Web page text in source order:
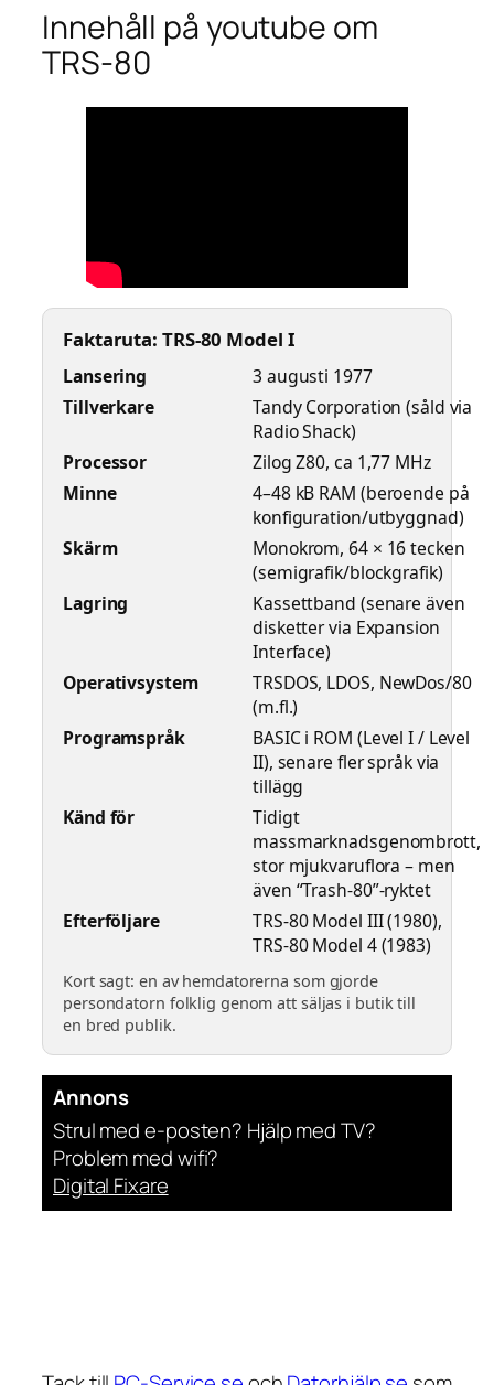
Innehåll på youtube om
TRS-80
Faktaruta: TRS-80 Model I
Lansering
3 augusti 1977
Tillverkare
Tandy Corporation (såld via
Radio Shack)
Processor
Zilog Z80, ca 1,77 MHz
Minne
4–48 kB RAM (beroende på
konfiguration/utbyggnad)
Skärm
Monokrom, 64 × 16 tecken
(semigrafik/blockgrafik)
Lagring
Kassettband (senare även
disketter via Expansion
Interface)
Operativsystem
TRSDOS, LDOS, NewDos/80
(m.fl.)
Programspråk
BASIC i ROM (Level I / Level
II), senare fler språk via
tillägg
Känd för
Tidigt
massmarknadsgenombrott,
stor mjukvaruflora – men
även “Trash-80”-ryktet
Efterföljare
TRS-80 Model III (1980),
TRS-80 Model 4 (1983)
Kort sagt: en av hemdatorerna som gjorde
persondatorn folklig genom att säljas i butik till
en bred publik.
Annons
Strul med e-posten? Hjälp med TV?
Problem med wifi?
Digital Fixare